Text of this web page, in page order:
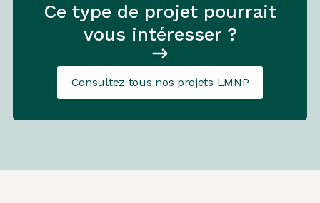
Ce type de projet pourrait
vous intéresser ?
Consultez tous nos projets LMNP